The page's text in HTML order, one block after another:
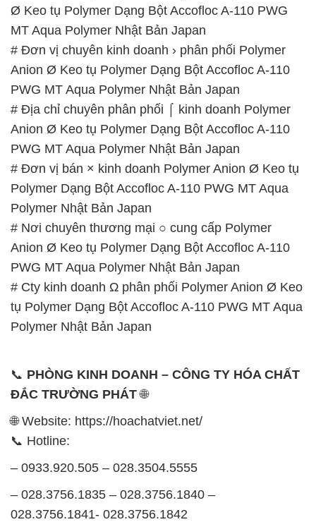
Ø Keo tụ Polymer Dạng Bột Accofloc A-110 PWG
MT Aqua Polymer Nhật Bản Japan
# Đơn vị chuyên kinh doanh › phân phối Polymer
Anion Ø Keo tụ Polymer Dạng Bột Accofloc A-110
PWG MT Aqua Polymer Nhật Bản Japan
# Địa chỉ chuyên phân phối ⌠ kinh doanh Polymer
Anion Ø Keo tụ Polymer Dạng Bột Accofloc A-110
PWG MT Aqua Polymer Nhật Bản Japan
# Đơn vị bán × kinh doanh Polymer Anion Ø Keo tụ
Polymer Dạng Bột Accofloc A-110 PWG MT Aqua
Polymer Nhật Bản Japan
# Nơi chuyên thương mại ○ cung cấp Polymer
Anion Ø Keo tụ Polymer Dạng Bột Accofloc A-110
PWG MT Aqua Polymer Nhật Bản Japan
# Cty kinh doanh Ω phân phối Polymer Anion Ø Keo
tụ Polymer Dạng Bột Accofloc A-110 PWG MT Aqua
Polymer Nhật Bản Japan
📞 PHÒNG KINH DOANH – CÔNG TY HÓA CHẤT
ĐẮC TRƯỜNG PHÁT🌐
🌐 Website: https://hoachatviet.net/
📞 Hotline:
– 0933.920.505 – 028.3504.5555
– 028.3756.1835 – 028.3756.1840 –
028.3756.1841- 028.3756.1842